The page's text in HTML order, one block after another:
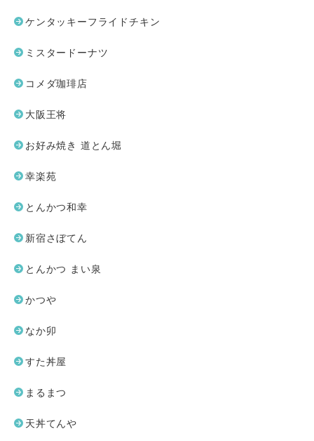
ケンタッキーフライドチキン
ミスタードーナツ
コメダ珈琲店
大阪王将
お好み焼き 道とん堀
幸楽苑
とんかつ和幸
新宿さぼてん
とんかつ まい泉
かつや
なか卯
すた丼屋
まるまつ
天丼てんや